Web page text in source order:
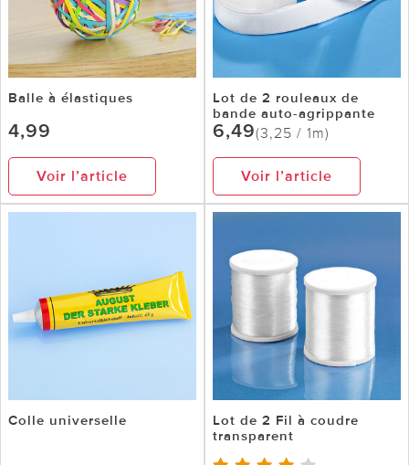
Balle à élastiques
4,99
Voir l’article
Lot de 2 rouleaux de
bande auto-agrippante
6,49(3,25 / 1m)
Voir l’article
Colle universelle
Lot de 2 Fil à coudre
transparent